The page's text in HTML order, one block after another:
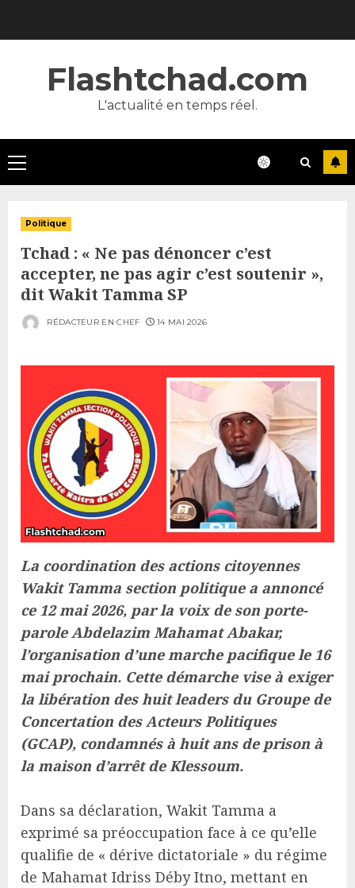
Flashtchad.com
L'actualité en temps réel.
Primary
Menu
Politique
Tchad : « Ne pas dénoncer c’est
accepter, ne pas agir c’est soutenir »,
dit Wakit Tamma SP
RÉDACTEUR EN CHEF 14 MAI 2026
La coordination des actions citoyennes
Wakit Tamma section politique a annoncé
ce 12 mai 2026, par la voix de son porte-
parole Abdelazim Mahamat Abakar,
l’organisation d’une marche pacifique le 16
mai prochain. Cette démarche vise à exiger
la libération des huit leaders du Groupe de
Concertation des Acteurs Politiques
(GCAP), condamnés à huit ans de prison à
la maison d’arrêt de Klessoum.
Dans sa déclaration, Wakit Tamma a
exprimé sa préoccupation face à ce qu’elle
qualifie de « dérive dictatoriale » du régime
de Mahamat Idriss Déby Itno, mettant en